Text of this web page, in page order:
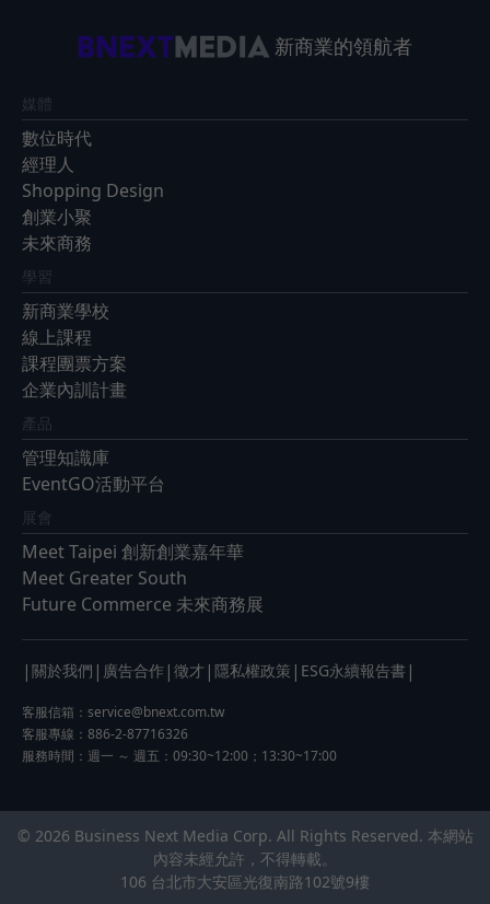
新商業的領航者
媒體
數位時代
經理人
Shopping Design
創業小聚
未來商務
學習
新商業學校
線上課程
課程團票方案
企業內訓計畫
產品
管理知識庫
EventGO活動平台
展會
Meet Taipei 創新創業嘉年華
Meet Greater South
Future Commerce 未來商務展
| 關於我們 | 廣告合作 | 徵才 | 隱私權政策 | ESG永續報告書 |
客服信箱： service@bnext.com.tw
客服專線：886-2-87716326
服務時間：週一 ～ 週五：09:30~12:00；13:30~17:00
© 2026 Business Next Media Corp. All Rights Reserved. 本網站
內容未經允許，不得轉載。
106 台北市大安區光復南路102號9樓